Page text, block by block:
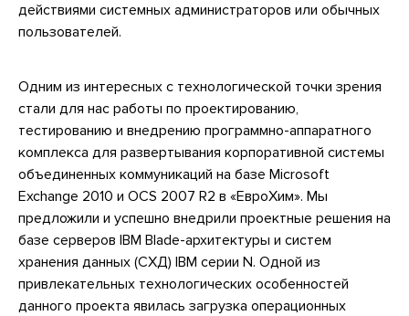
действиями системных администраторов или обычных
пользователей.
Одним из интересных с технологической точки зрения
стали для нас работы по проектированию,
тестированию и внедрению программно-аппаратного
комплекса для развертывания корпоративной системы
объединенных коммуникаций на базе Microsoft
Exchange 2010 и OCS 2007 R2 в «ЕвроХим». Мы
предложили и успешно внедрили проектные решения на
базе серверов IBM Blade-архитектуры и систем
хранения данных (СХД) IBM серии N. Одной из
привлекательных технологических особенностей
данного проекта явилась загрузка операционных